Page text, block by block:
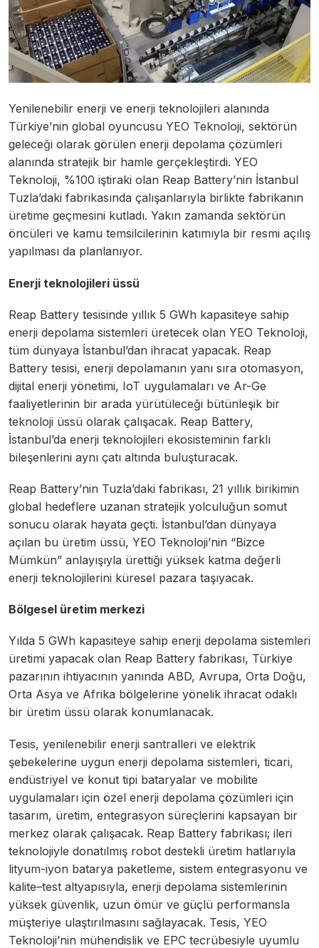
Yenilenebilir enerji ve enerji teknolojileri alanında
Türkiye’nin global oyuncusu YEO Teknoloji, sektörün
geleceği olarak görülen enerji depolama çözümleri
alanında stratejik bir hamle gerçekleştirdi. YEO
Teknoloji, %100 iştiraki olan Reap Battery’nin İstanbul
Tuzla’daki fabrikasında çalışanlarıyla birlikte fabrikanın
üretime geçmesini kutladı. Yakın zamanda sektörün
öncüleri ve kamu temsilcilerinin katımıyla bir resmi açılış
yapılması da planlanıyor.
Enerji teknolojileri üssü
Reap Battery tesisinde yıllık 5 GWh kapasiteye sahip
enerji depolama sistemleri üretecek olan YEO Teknoloji,
tüm dünyaya İstanbul’dan ihracat yapacak. Reap
Battery tesisi, enerji depolamanın yanı sıra otomasyon,
dijital enerji yönetimi, IoT uygulamaları ve Ar-Ge
faaliyetlerinin bir arada yürütüleceği bütünleşik bir
teknoloji üssü olarak çalışacak. Reap Battery,
İstanbul’da enerji teknolojileri ekosisteminin farklı
bileşenlerini aynı çatı altında buluşturacak.
Reap Battery’nin Tuzla’daki fabrikası, 21 yıllık birikimin
global hedeflere uzanan stratejik yolculuğun somut
sonucu olarak hayata geçti. İstanbul’dan dünyaya
açılan bu üretim üssü, YEO Teknoloji’nin “Bizce
Mümkün” anlayışıyla ürettiği yüksek katma değerli
enerji teknolojilerini küresel pazara taşıyacak.
Bölgesel üretim merkezi
Yılda 5 GWh kapasiteye sahip enerji depolama sistemleri
üretimi yapacak olan Reap Battery fabrikası, Türkiye
pazarının ihtiyacının yanında ABD, Avrupa, Orta Doğu,
Orta Asya ve Afrika bölgelerine yönelik ihracat odaklı
bir üretim üssü olarak konumlanacak.
Tesis, yenilenebilir enerji santralleri ve elektrik
şebekelerine uygun enerji depolama sistemleri, ticari,
endüstriyel ve konut tipi bataryalar ve mobilite
uygulamaları için özel enerji depolama çözümleri için
tasarım, üretim, entegrasyon süreçlerini kapsayan bir
merkez olarak çalışacak. Reap Battery fabrikası; ileri
teknolojiyle donatılmış robot destekli üretim hatlarıyla
lityum-iyon batarya paketleme, sistem entegrasyonu ve
kalite–test altyapısıyla, enerji depolama sistemlerinin
yüksek güvenlik, uzun ömür ve güçlü performansla
müşteriye ulaştırılmasını sağlayacak. Tesis, YEO
Teknoloji’nin mühendislik ve EPC tecrübesiyle uyumlu